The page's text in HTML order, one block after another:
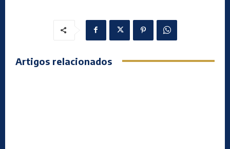
Artigos relacionados